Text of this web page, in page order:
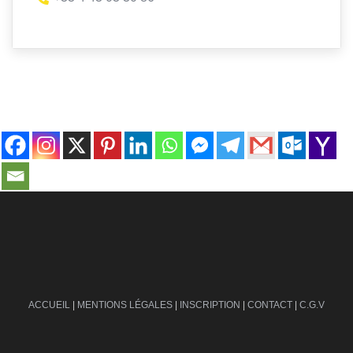
ACCUEIL | MENTIONS LÉGALES | INSCRIPTION | CONTACT | C.G.V